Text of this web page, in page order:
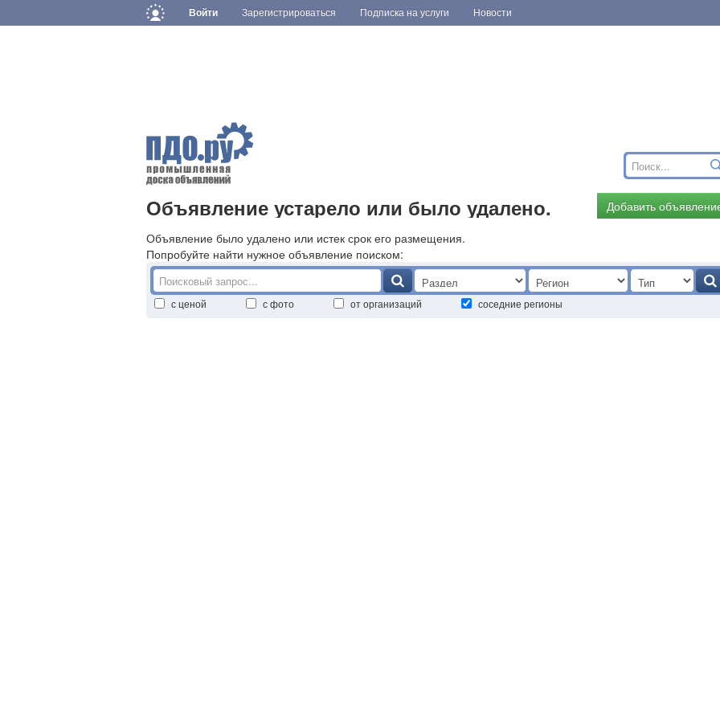
Войти Зарегистрироваться Подписка на услуги Новости
Объявление устарело или было удалено.
Добавить
Объявление было удалено или истек срок его размещения.
Попробуйте найти нужное объявление поиском:
с ценой с фото от организаций соседние регионы